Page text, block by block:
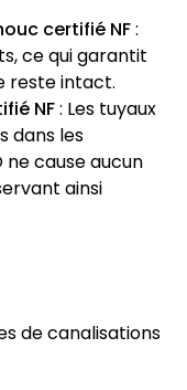
certifié NF:
ce qui garantit
reste intact.
NF: Les tuyaux
dans les
ne cause aucun
ainsi
de canalisations